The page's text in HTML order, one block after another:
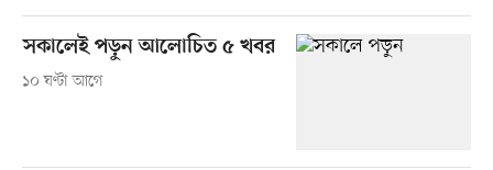
সকালেই পড়ুন আলোচিত ৫ খবর
১০ ঘণ্টা আগে